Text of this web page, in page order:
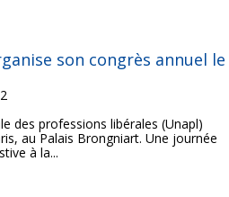
son congrès annuel le
des professions libérales (Unapl)
au Palais Brongniart. Une journée
à la...